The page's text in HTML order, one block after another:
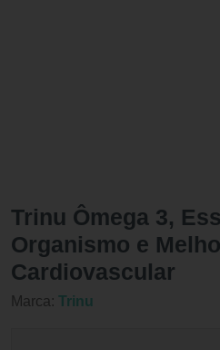
Trinu Ômega 3,
Organismo e
Cardiovascular
Marca: Trinu